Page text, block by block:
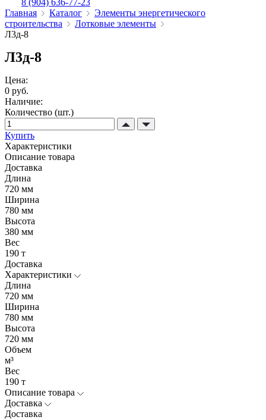
8 (904) 636-77-23
Главная
Каталог
Элементы энергетического
строительства
Лотковые элементы
Л3д-8
Л3д-8
Цена:
0 руб.
Наличие:
Количество (шт.)
Купить
Характеристики
Описание товара
Доставка
Длина
720 мм
Ширина
780 мм
Высота
380 мм
Вес
190 т
Доставка
Характеристики
Длина
720 мм
Ширина
780 мм
Высота
720 мм
Объем
м³
Вес
190 т
Описание товара
Доставка
Доставка